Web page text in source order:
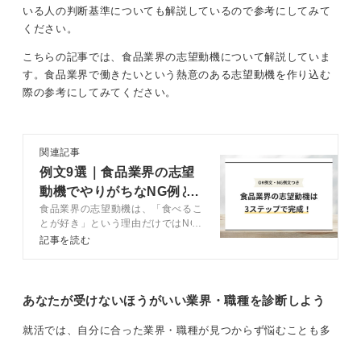
役割ごとに強みを明確にして貢献度を伝えよう
たとえば卸売なら産地の開拓力、仲卸なら目利き、商社
なら需給予測といった具合に各立ち位置の役割を理解し
たうえで、自分の強みがどう貢献できるかを具体化する
働きで変えたいといった一歩先の効率的な仕組み作りに
意欲を示すことで、即戦力としての素養を印象付けられ
ます。
0
いる人の判断基準についても解説しているので参考にしてみて
ください。
こちらの記事では、食品業界の志望動機について解説していま
す。食品業界で働きたいという熱意のある志望動機を作り込む
際の参考にしてみてください。
関連記事
例文9選｜食品業界の志望
動機でやりがちなNG例と
高評価のコツ
食品業界の志望動機は、「食べるこ
とが好き」という理由だけではNG
です。この記事では、食品業界の志
バイスつきでポイントを解説しま
す。食品業界に関する基礎知識か
ら、評価つきの例文まで、魅力的な
記事を読む
あなたが受けないほうがいい業界・職種を診断しよう
就活では、自分に合った業界・職種が見つからず悩むことも多